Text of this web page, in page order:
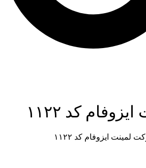
کد ۱۱۲۲
لمینت ایزوفام کد ۱۱۲۲